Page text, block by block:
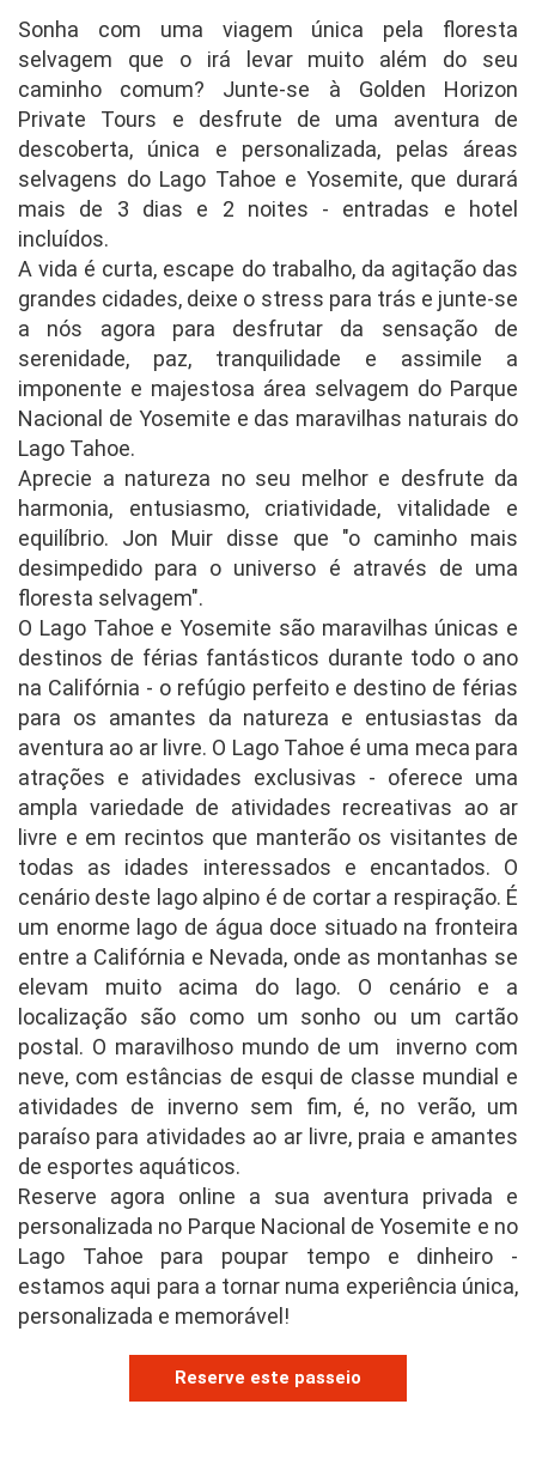
Sonha com uma viagem única pela floresta
selvagem que o irá levar muito além do seu
caminho comum? Junte-se à Golden Horizon
Private Tours e desfrute de uma aventura de
descoberta, única e personalizada, pelas áreas
selvagens do Lago Tahoe e Yosemite, que durará
mais de 3 dias e 2 noites - entradas e hotel
incluídos.
A vida é curta, escape do trabalho, da agitação das
grandes cidades, deixe o stress para trás e junte-se
a nós agora para desfrutar da sensação de
serenidade, paz, tranquilidade e assimile a
imponente e majestosa área selvagem do Parque
Nacional de Yosemite e das maravilhas naturais do
Lago Tahoe.
Aprecie a natureza no seu melhor e desfrute da
harmonia, entusiasmo, criatividade, vitalidade e
equilíbrio. Jon Muir disse que "o caminho mais
desimpedido para o universo é através de uma
floresta selvagem".
O Lago Tahoe e Yosemite são maravilhas únicas e
destinos de férias fantásticos durante todo o ano
na Califórnia - o refúgio perfeito e destino de férias
para os amantes da natureza e entusiastas da
aventura ao ar livre. O Lago Tahoe é uma meca para
atrações e atividades exclusivas - oferece uma
ampla variedade de atividades recreativas ao ar
livre e em recintos que manterão os visitantes de
todas as idades interessados e encantados. O
cenário deste lago alpino é de cortar a respiração. É
um enorme lago de água doce situado na fronteira
entre a Califórnia e Nevada, onde as montanhas se
elevam muito acima do lago. O cenário e a
localização são como um sonho ou um cartão
postal. O maravilhoso mundo de um inverno com
neve, com estâncias de esqui de classe mundial e
atividades de inverno sem fim, é, no verão, um
paraíso para atividades ao ar livre, praia e amantes
de esportes aquáticos.
Reserve agora online a sua aventura privada e
personalizada no Parque Nacional de Yosemite e no
Lago Tahoe para poupar tempo e dinheiro -
estamos aqui para a tornar numa experiência única,
personalizada e memorável!
Reserve este passeio